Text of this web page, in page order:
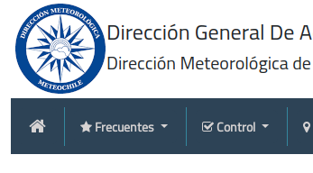
Frecuentes Control